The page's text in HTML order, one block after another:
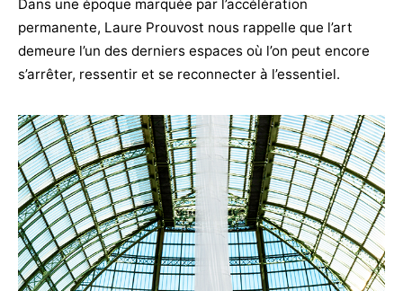
Dans une époque marquée par l’accélération
permanente, Laure Prouvost nous rappelle que l’art
demeure l’un des derniers espaces où l’on peut encore
s’arrêter, ressentir et se reconnecter à l’essentiel.